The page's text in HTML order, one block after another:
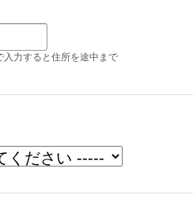
入力すると住所を途中まで